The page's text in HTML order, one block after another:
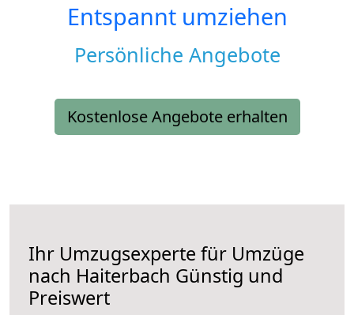
Entspannt umziehen
Persönliche Angebote
Kostenlose Angebote erhalten
Ihr Umzugsexperte für Umzüge
nach Haiterbach Günstig und
Preiswert